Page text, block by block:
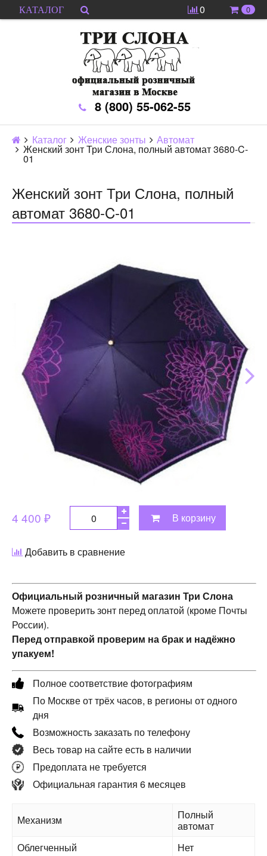
КАТАЛОГ 0 0
8 (800) 55-062-55
Каталог Женские зонты Автомат
Женский зонт Три Слона, полный автомат 3680-C-
01
Женский зонт Три Слона, полный
автомат 3680-C-01
4 400 ₽ В корзину
Добавить в сравнение
Официальный розничный магазин Три Слона
Можете проверить зонт перед оплатой (кроме Почты
России).
Перед отправкой проверим на брак и надёжно
упакуем!
Полное соответствие фотографиям
По Москве от трёх часов, в регионы от одного
дня
Возможность заказать по телефону
Весь товар на сайте есть в наличии
Предоплата не требуется
Официальная гарантия 6 месяцев
Механизм
Полный
автомат
Облегченный
Нет